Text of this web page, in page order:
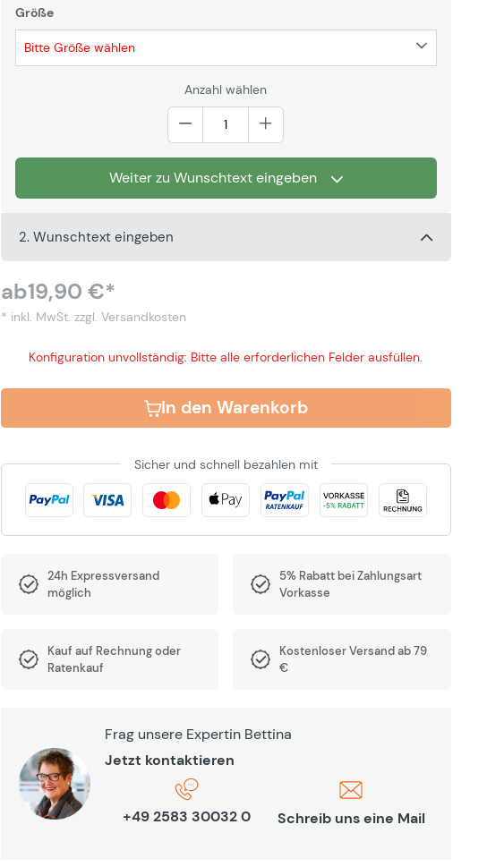
Größe
Bitte Größe wählen
Anzahl wählen
Weiter zu Wunschtext eingeben
2. Wunschtext eingeben
ab19,90 €*
* inkl. MwSt. zzgl. Versandkosten
Konfiguration unvollständig: Bitte alle erforderlichen Felder ausfüllen.
In den Warenkorb
Sicher und schnell bezahlen mit
24h Expressversand
möglich
5% Rabatt bei Zahlungsart
Vorkasse
Kauf auf Rechnung oder
Ratenkauf
Kostenloser Versand ab 79
€
Frag unsere Expertin Bettina
Jetzt kontaktieren
+49 2583 30032 0 Schreib uns eine Mail